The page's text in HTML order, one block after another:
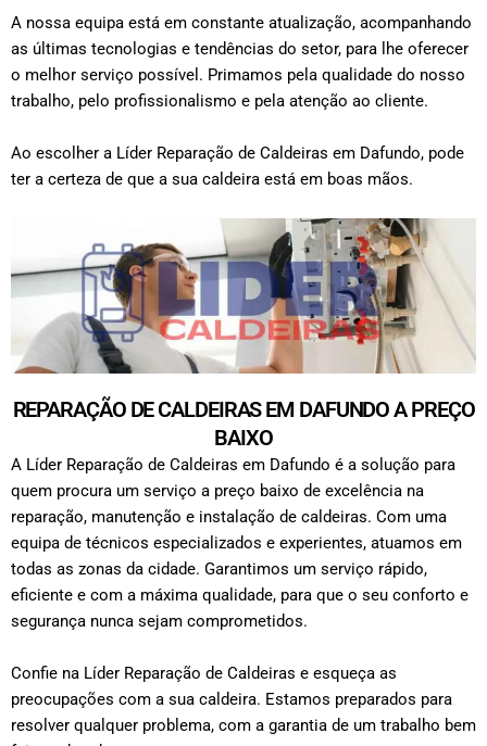
A nossa equipa está em constante atualização, acompanhando
as últimas tecnologias e tendências do setor, para lhe oferecer
o melhor serviço possível. Primamos pela qualidade do nosso
trabalho, pelo profissionalismo e pela atenção ao cliente.
Ao escolher a Líder Reparação de Caldeiras em Dafundo, pode
ter a certeza de que a sua caldeira está em boas mãos.
REPARAÇÃO DE CALDEIRAS EM DAFUNDO A PREÇO
BAIXO
A Líder Reparação de Caldeiras em Dafundo é a solução para
quem procura um serviço a preço baixo de excelência na
reparação, manutenção e instalação de caldeiras. Com uma
equipa de técnicos especializados e experientes, atuamos em
todas as zonas da cidade. Garantimos um serviço rápido,
eficiente e com a máxima qualidade, para que o seu conforto e
segurança nunca sejam comprometidos.
Confie na Líder Reparação de Caldeiras e esqueça as
preocupações com a sua caldeira. Estamos preparados para
resolver qualquer problema, com a garantia de um trabalho bem